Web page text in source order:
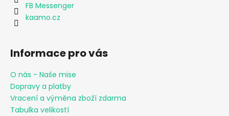
FB Messenger
kaamo.cz
Informace pro vás
O nás - Naše mise
Dopravy a platby
Vracení a výměna zboží zdarma
Tabulka velikostí